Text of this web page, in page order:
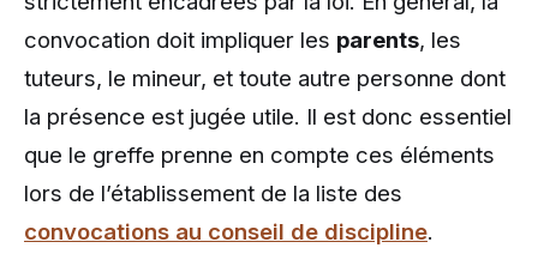
convocation doit impliquer les parents, les
tuteurs, le mineur, et toute autre personne dont
la présence est jugée utile. Il est donc essentiel
que le greffe prenne en compte ces éléments
lors de l’établissement de la liste des
convocations au conseil de discipline.